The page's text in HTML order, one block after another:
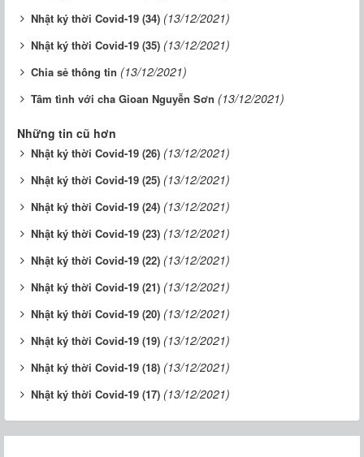
Nhật ký thời Covid-19 (34) (13/12/2021)
Nhật ký thời Covid-19 (35) (13/12/2021)
Chia sẻ thông tin (13/12/2021)
Tâm tình với cha Gioan Nguyễn Sơn (13/12/2021)
Những tin cũ hơn
Nhật ký thời Covid-19 (26) (13/12/2021)
Nhật ký thời Covid-19 (25) (13/12/2021)
Nhật ký thời Covid-19 (24) (13/12/2021)
Nhật ký thời Covid-19 (23) (13/12/2021)
Nhật ký thời Covid-19 (22) (13/12/2021)
Nhật ký thời Covid-19 (21) (13/12/2021)
Nhật ký thời Covid-19 (20) (13/12/2021)
Nhật ký thời Covid-19 (19) (13/12/2021)
Nhật ký thời Covid-19 (18) (13/12/2021)
Nhật ký thời Covid-19 (17) (13/12/2021)